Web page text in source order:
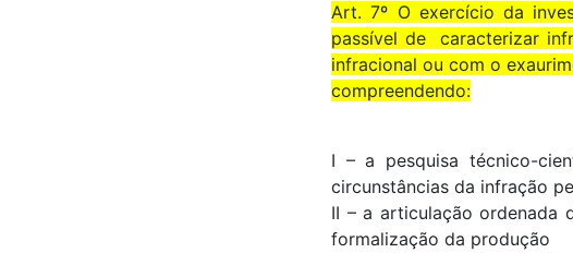
Art. 7º O exercício da
passível de caracterizar
infracional ou com o
compreendendo:
I – a pesquisa técnico-
circunstâncias da infração
II – a articulação ordenada
formalização da produção